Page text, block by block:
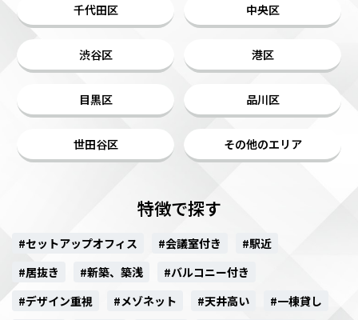
千代田区 中央区
渋谷区 港区
目黒区 品川区
世田谷区 その他のエリア
特徴で探す
#セットアップオフィス #会議室付き
#駅近
#居抜き
#新築、築浅
#バルコニー付き
#デザイン重視
#メゾネット #天井高い
#一棟貸し